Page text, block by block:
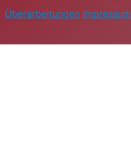
Überarbeitungen Impressum